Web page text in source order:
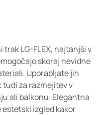
LG-FLEX, najtanjši v
skoraj nevidne
Uporabljate jih
tudi za razmejitev v
ali balkonu. Elegantna
izgled kakor